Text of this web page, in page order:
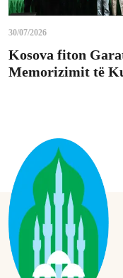
30/07/2026
Kosova fiton
Memorizimit të